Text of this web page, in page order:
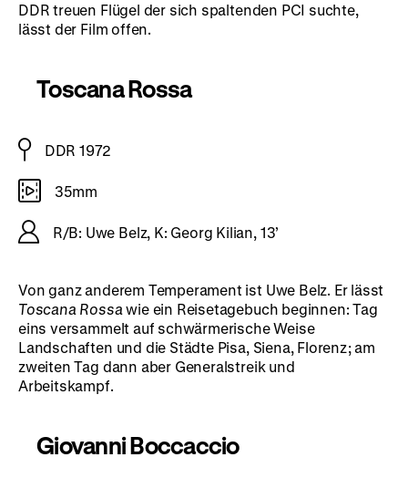
DDR treuen Flügel der sich spaltenden PCI suchte,
lässt der Film offen.
Toscana Rossa
DDR 1972
35mm
R/B: Uwe Belz, K: Georg Kilian, 13’
Von ganz anderem Temperament ist Uwe Belz. Er lässt
Toscana Rossawie ein Reisetagebuch beginnen: Tag
eins versammelt auf schwärmerische Weise
Landschaften und die Städte Pisa, Siena, Florenz; am
zweiten Tag dann aber Generalstreik und
Arbeitskampf.
Giovanni Boccaccio